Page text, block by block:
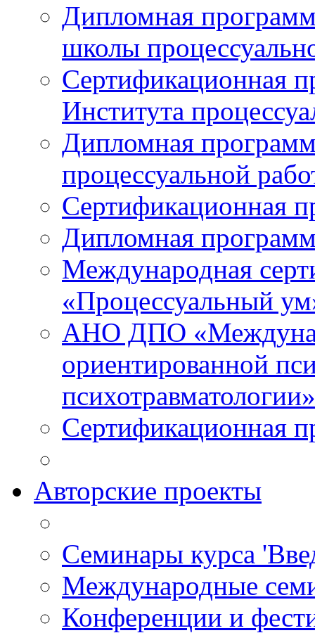
Дипломная
школы
Сертификационная
Института
Дипломная
процессуальной
Сертификационная
Дипломная
Международная
«Процессуальный
АНО ДПО
ориентированной
Сертификационная
Авторские проекты
Семинары курса
Международные
Конференции и